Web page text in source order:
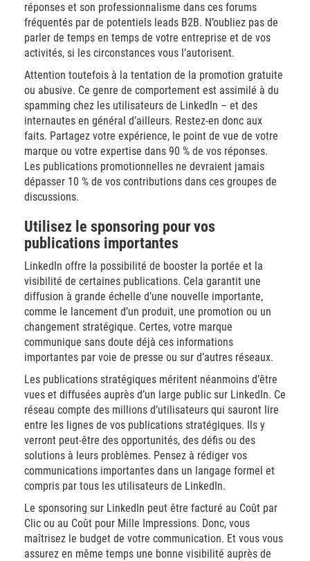
réponses et son professionnalisme dans ces forums
fréquentés par de potentiels leads B2B. N’oubliez pas de
parler de temps en temps de votre entreprise et de vos
activités, si les circonstances vous l’autorisent.
Attention toutefois à la tentation de la promotion gratuite
ou abusive. Ce genre de comportement est assimilé à du
spamming chez les utilisateurs de LinkedIn – et des
internautes en général d’ailleurs. Restez-en donc aux
faits. Partagez votre expérience, le point de vue de votre
marque ou votre expertise dans 90 % de vos réponses.
Les publications promotionnelles ne devraient jamais
dépasser 10 % de vos contributions dans ces groupes de
discussions.
Utilisez le sponsoring pour vos
publications importantes
LinkedIn offre la possibilité de booster la portée et la
visibilité de certaines publications. Cela garantit une
diffusion à grande échelle d’une nouvelle importante,
comme le lancement d’un produit, une promotion ou un
changement stratégique. Certes, votre marque
communique sans doute déjà ces informations
importantes par voie de presse ou sur d’autres réseaux.
Les publications stratégiques méritent néanmoins d’être
vues et diffusées auprès d’un large public sur LinkedIn. Ce
réseau compte des millions d’utilisateurs qui sauront lire
entre les lignes de vos publications stratégiques. Ils y
verront peut-être des opportunités, des défis ou des
solutions à leurs problèmes. Pensez à rédiger vos
communications importantes dans un langage formel et
compris par tous les utilisateurs de LinkedIn.
Le sponsoring sur LinkedIn peut être facturé au Coût par
Clic ou au Coût pour Mille Impressions. Donc, vous
maîtrisez le budget de votre communication. Et vous vous
assurez en même temps une bonne visibilité auprès de